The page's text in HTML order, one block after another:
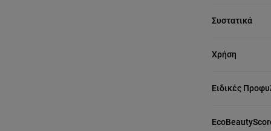
Συστατικά
Χρήση
Ειδικές